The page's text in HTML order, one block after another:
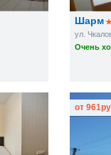
Шарм
ул.
Очень
от 961